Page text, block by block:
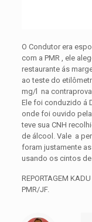
O Condutor era
com a PMR , ele
restaurante ás
ao teste do
mg/l na
Ele foi conduzido á
onde foi ouvido
teve sua CNH
de álcool. Vale a
foram justamente
usando os cintos de
REPORTAGEM
PMR/JF.